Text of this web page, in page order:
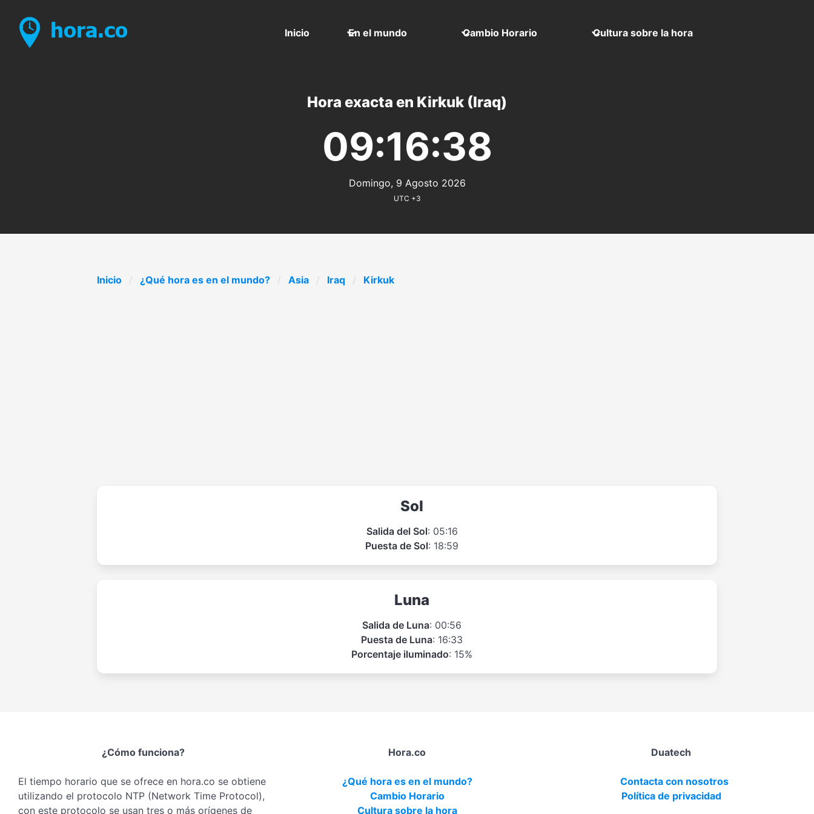
Inicio En el mundo Cambio Horario Cultura sobre la hora
Hora exacta en Kirkuk (Iraq)
09:16:38
Domingo, 9 Agosto 2026
UTC +3
Inicio ¿Qué hora es en el mundo? Asia Iraq Kirkuk
Sol
Salida del Sol: 05:16
Puesta de Sol: 18:59
Luna
Salida de Luna: 00:56
Puesta de Luna: 16:33
Porcentaje iluminado: 15%
¿Cómo funciona?
El tiempo horario que se ofrece en hora.co se obtiene
utilizando el protocolo NTP (Network Time Protocol),
con este protocolo se usan tres o más orígenes de
Hora.co
¿Qué hora es en el mundo?
Cambio Horario
Cultura sobre la hora
Duatech
Contacta con nosotros
Política de privacidad